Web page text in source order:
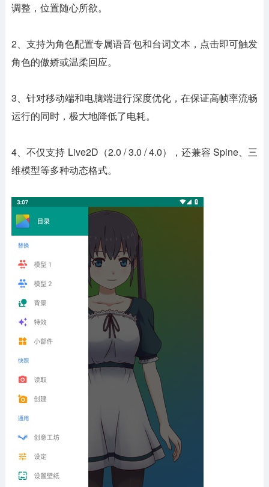
调整，位置随心所欲。
2、支持为角色配置专属语音包和台词文本，点击即可触发
角色的傲娇或温柔回应。
3、针对移动端和电脑端进行深度优化，在保证高帧率流畅
运行的同时，极大地降低了电耗。
4、不仅支持 Live2D（2.0 / 3.0 / 4.0），还兼容 Spine、三
维模型等多种动态格式。